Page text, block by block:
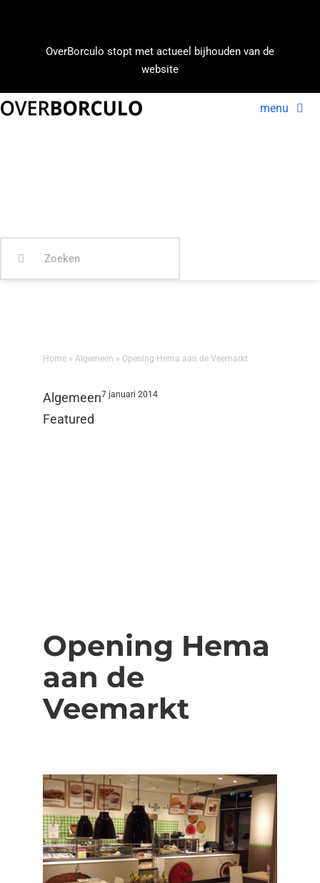
OverBorculo stopt met actueel bijhouden van de
website
menu
Home» Algemeen » Opening Hema aan de Veemarkt
Algemeen
Featured
7 januari 2014
Opening Hema
aan de
Veemarkt